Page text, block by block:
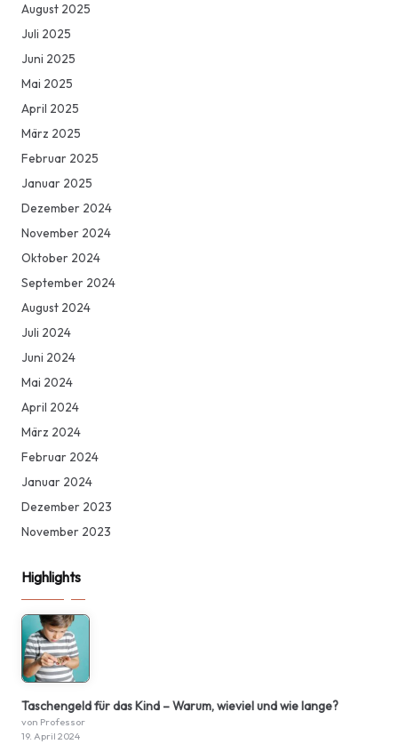
August 2025
Juli 2025
Juni 2025
Mai 2025
April 2025
März 2025
Februar 2025
Januar 2025
Dezember 2024
November 2024
Oktober 2024
September 2024
August 2024
Juli 2024
Juni 2024
Mai 2024
April 2024
März 2024
Februar 2024
Januar 2024
Dezember 2023
November 2023
Highlights
Taschengeld für das Kind – Warum, wieviel und wie lange?
von Professor
19. April 2024